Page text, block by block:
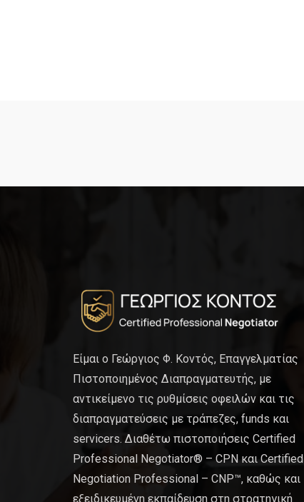
Είμαι ο Γεώργιος Φ. Κοντός, Επαγγελματίας
Πιστοποιημένος Διαπραγματευτής, με
αντικείμενο τις ρυθμίσεις οφειλών και τις
διαπραγματεύσεις με τράπεζες, funds και
servicers. Διαθέτω πιστοποιήσεις Certified
Professional Negotiator® – CPN και Certified
Negotiation Professional – CNP™, καθώς και
εξειδικευμένη εκπαίδευση στη στρατηγική